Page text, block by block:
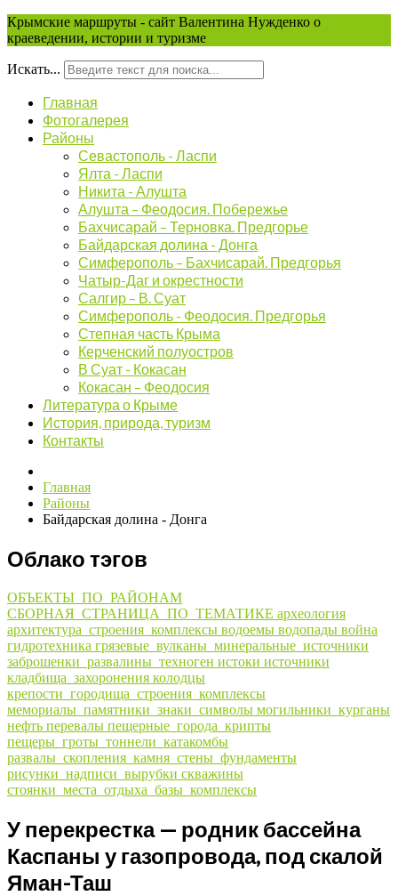
Крымские маршруты - сайт Валентина Нужденко о
краеведении, истории и туризме
Искать...
Главная
Фотогалерея
Районы
Севастополь - Ласпи
Ялта - Ласпи
Никита - Алушта
Алушта – Феодосия. Побережье
Бахчисарай – Терновка. Предгорье
Байдарская долина - Донга
Симферополь – Бахчисарай. Предгорья
Чатыр-Даг и окрестности
Салгир – В. Суат
Симферополь - Феодосия. Предгорья
Степная часть Крыма
Керченский полуостров
В Суат - Кокасан
Кокасан – Феодосия
Литература о Крыме
История, природа, туризм
Контакты
Главная
Районы
Байдарская долина - Донга
Облако тэгов
ОБЪЕКТЫ_ПО_РАЙОНАМ
СБОРНАЯ_СТРАНИЦА_ПО_ТЕМАТИКЕ археология
архитектура_строения_комплексы водоемы водопады война
гидротехника грязевые_вулканы_минеральные_источники
заброшенки_развалины_техноген истоки источники
кладбища_захоронения колодцы
крепости_городища_строения_комплексы
мемориалы_памятники_знаки_символы могильники_курганы
нефть перевалы пещерные_города_крипты
пещеры_гроты_тоннели_катакомбы
развалы_скопления_камня_стены_фундаменты
рисунки_надписи_вырубки скважины
стоянки_места_отдыха_базы_комплексы
У перекрестка — родник бассейна
Каспаны у газопровода, под скалой
Яман-Таш